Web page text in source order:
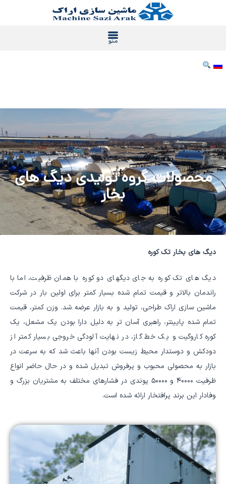
محصولات گروه تولیدی دیگ های
بخار
دیگ های بخار تک کوره
دیگ های تک کوره به جای دیگهای دو کوره با همان ظرفیت، اما با
راندمان بالاتر و قیمت تمام شده بسیار کمتر برای اولین بار در شرکت
ماشین سازی اراک طراحی، تولید و به بازار عرضه شد. وزن کمتر، قیمت
تمام شده پایینتر، راهبری آسان تر به دلیل دارا بودن یک مشعل، یک
کوره کاروگیت و یک خط گاز، در نهایت آلودگی خروجی بسیار کمتر از
دودکش و دوستدار محیط زیست بودن آنها باعث شد که به سرعت در
بازار به محصولی محبوب و پرفروش تبدیل شده و در حال حاضر انواع
ظرفیت ۴۰۰۰۰ و ۵۰۰۰۰ پوندی در فشارهای مختلف به مشتریان بزرگ و
وفادار این برند پرافتخار ارائه شده است.